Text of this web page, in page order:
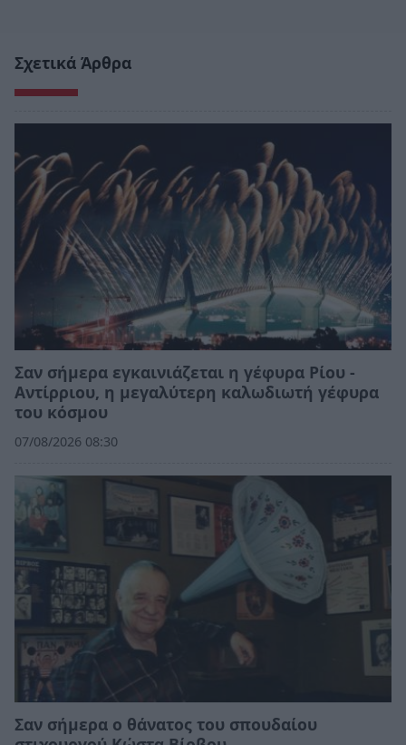
Σχετικά Άρθρα
Σαν σήμερα εγκαινιάζεται η γέφυρα Ρίου -
Αντίρριου, η μεγαλύτερη καλωδιωτή γέφυρα
του κόσμου
07/08/2026 08:30
Σαν σήμερα ο θάνατος του σπουδαίου